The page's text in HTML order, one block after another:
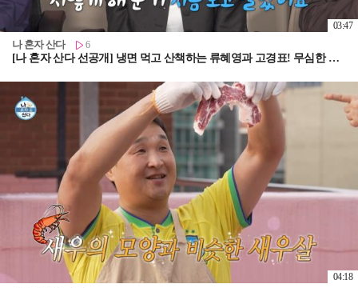
나 혼자 산다 6
[나 혼자 산다 선공개] 냉면 먹고 산책하는 류혜영과 고경표! 무심한 앞머리 정리로 심쿵 유발🥰, MBC 260807 방송
03:47
04:18